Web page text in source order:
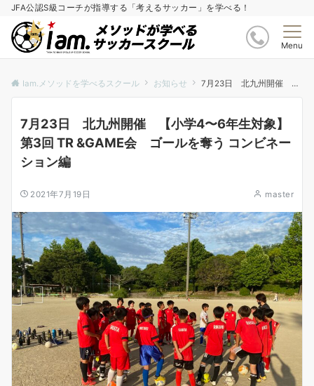
JFA公認S級コーチが指導する「考えるサッカー」を学べる！
Menu
Iam.メソッドを学べるスクール お知らせ 7月23日 北九州開催 【小学4〜6年生対象】第3回 TR &GAME会 ゴールを奪う コンビネーション編
7月23日 北九州開催 【小学4〜6年生対象】
第3回 TR &GAME会 ゴールを奪う コンビネー
ション編
2021年7月19日 master